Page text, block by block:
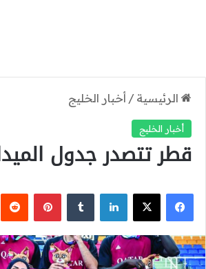
الرئيسية / أخبار الخليج
أخبار الخليج
قطر تتصدر جدول
فيسبوك
‫X لينكدإن